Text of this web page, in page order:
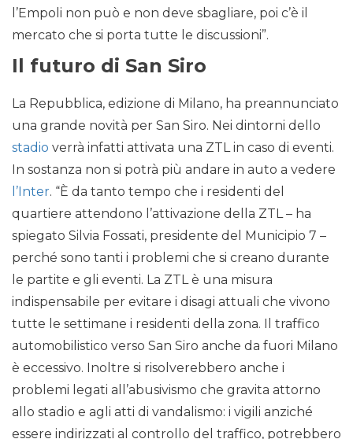
l’Empoli non può e non deve sbagliare, poi c’è il
mercato che si porta tutte le discussioni”.
Il futuro di San Siro
La Repubblica, edizione di Milano, ha preannunciato
una grande novità per San Siro. Nei dintorni dello
stadio verrà infatti attivata una ZTL in caso di eventi.
In sostanza non si potrà più andare in auto a vedere
l’Inter. “È da tanto tempo che i residenti del
quartiere attendono l’attivazione della ZTL – ha
spiegato Silvia Fossati, presidente del Municipio 7 –
perché sono tanti i problemi che si creano durante
le partite e gli eventi. La ZTL è una misura
indispensabile per evitare i disagi attuali che vivono
tutte le settimane i residenti della zona. Il traffico
automobilistico verso San Siro anche da fuori Milano
è eccessivo. Inoltre si risolverebbero anche i
problemi legati all’abusivismo che gravita attorno
allo stadio e agli atti di vandalismo: i vigili anziché
essere indirizzati al controllo del traffico, potrebbero